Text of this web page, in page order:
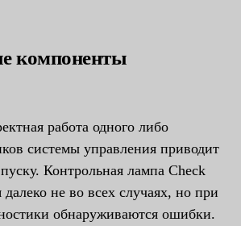
компоненты
работа одного либо
системы управления приводит
Контрольная лампа Check
далеко не во всех случаях, но при
обнаруживаются ошибки.